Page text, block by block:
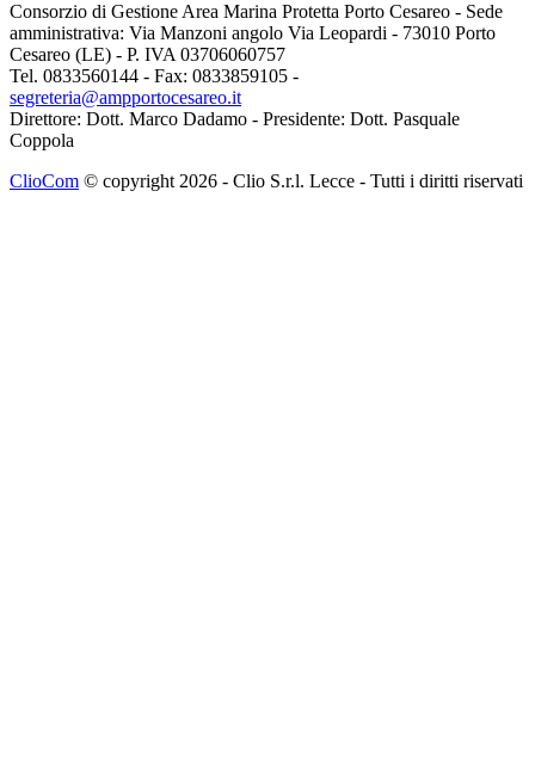
Consorzio di Gestione Area Marina Protetta Porto Cesareo - Sede
amministrativa: Via Manzoni angolo Via Leopardi - 73010 Porto
Cesareo (LE) - P. IVA 03706060757
Tel. 0833560144 - Fax: 0833859105 -
segreteria@ampportocesareo.it
Direttore: Dott. Marco Dadamo - Presidente: Dott. Pasquale
Coppola
ClioCom © copyright 2026 - Clio S.r.l. Lecce - Tutti i diritti riservati